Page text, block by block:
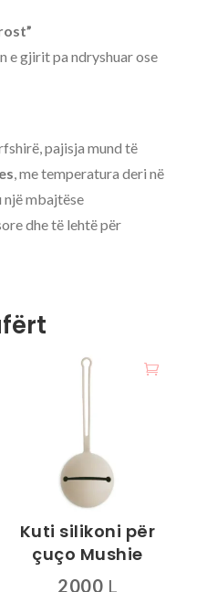
e gjirit pa ndryshuar ose
pajisja mund të
, me temperatura deri në
një mbajtëse
dhe të lehtë për
Kuti silikoni për
çuço Mushie
2000 L